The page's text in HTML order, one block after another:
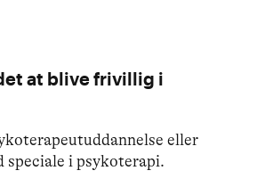
at blive frivillig i
eller
speciale i psykoterapi.